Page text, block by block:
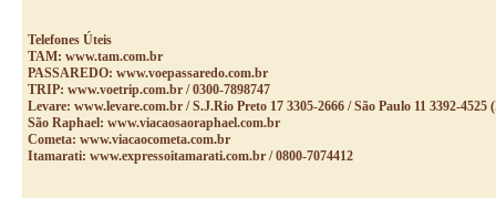
Telefones Úteis
TAM: www.tam.com.br
PASSAREDO: www.voepassaredo.com.br
TRIP: www.voetrip.com.br / 0300-7898747
Levare: www.levare.com.br / S.J.Rio Preto 17 3305-2666 / São Paulo 11 3392-
São Raphael: www.viacaosaoraphael.com.br
Cometa: www.viacaocometa.com.br
Itamarati: www.expressoitamarati.com.br / 0800-7074412